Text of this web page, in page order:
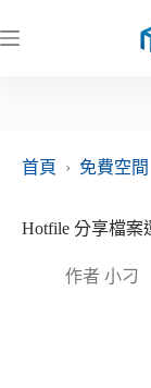
至
首頁
› 免費空間
Hotfile 分享檔案
作者 小刁